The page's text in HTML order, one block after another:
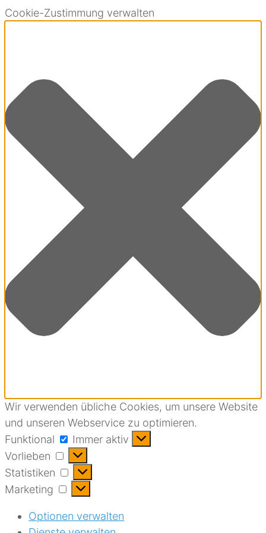
Cookie-Zustimmung verwalten
Wir verwenden übliche Cookies, um unsere Website
und unseren Webservice zu optimieren.
Funktional
Funktional
Immer aktiv
Vorlieben
Vorlieben
Statistiken
Statistiken
Marketing
Marketing
Optionen verwalten